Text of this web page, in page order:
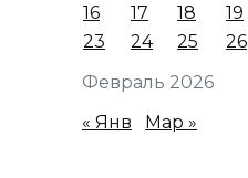
Февраль 2026
16
17 18 19
23
24 25 26
« Янв Мар »